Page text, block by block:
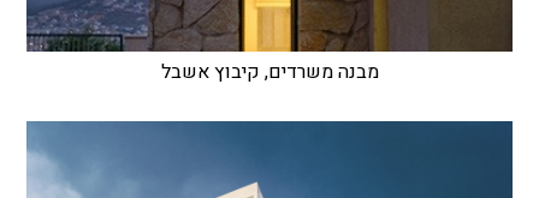
מבנה משרדים, קיבוץ אשבל